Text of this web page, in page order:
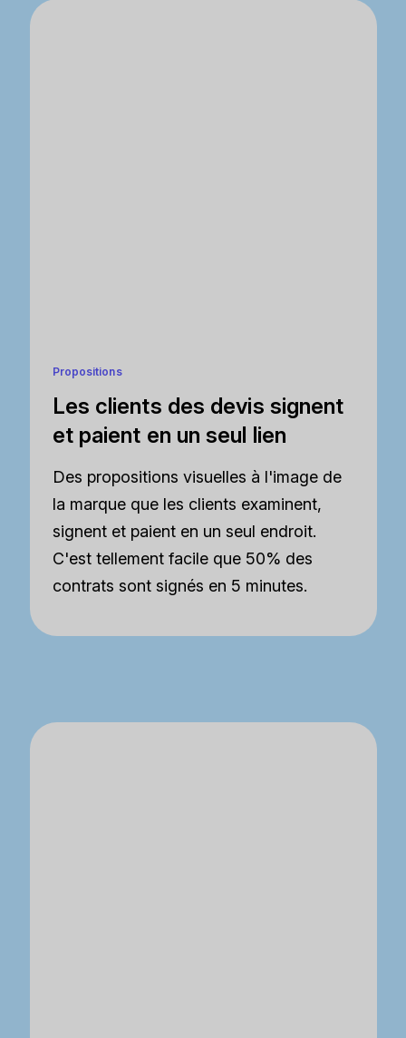
Propositions
Les clients des devis signent
et paient en un seul lien
Des propositions visuelles à l'image de
la marque que les clients examinent,
signent et paient en un seul endroit.
C'est tellement facile que 50% des
contrats sont signés en 5 minutes.